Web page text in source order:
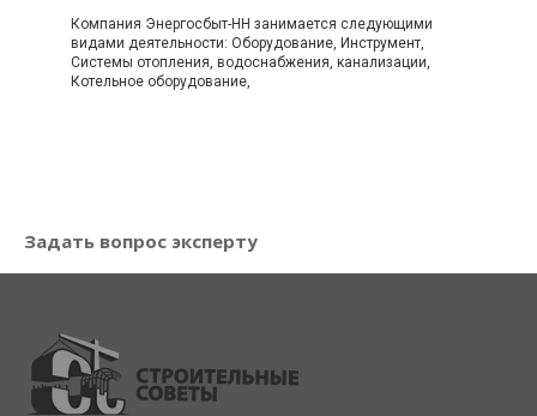
Компания Энергосбыт-НН занимается следующими
видами деятельности: Оборудование, Инструмент,
Системы отопления, водоснабжения, канализации,
Котельное оборудование,
Задать вопрос эксперту